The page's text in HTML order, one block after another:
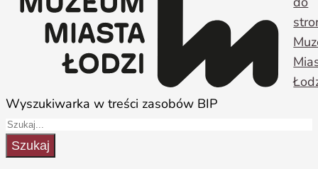
Wyszukiwarka w treści zasobów BIP
Szukaj